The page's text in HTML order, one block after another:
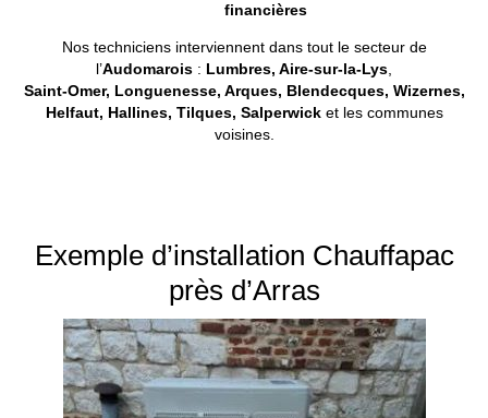
financières
Nos techniciens interviennent dans tout le secteur de
l’Audomarois : Lumbres, Aire-sur-la-Lys,
Saint-Omer, Longuenesse, Arques, Blendecques, Wizernes,
Helfaut, Hallines, Tilques, Salperwick et les communes
voisines.
Exemple d’installation Chauffapac
près d’Arras